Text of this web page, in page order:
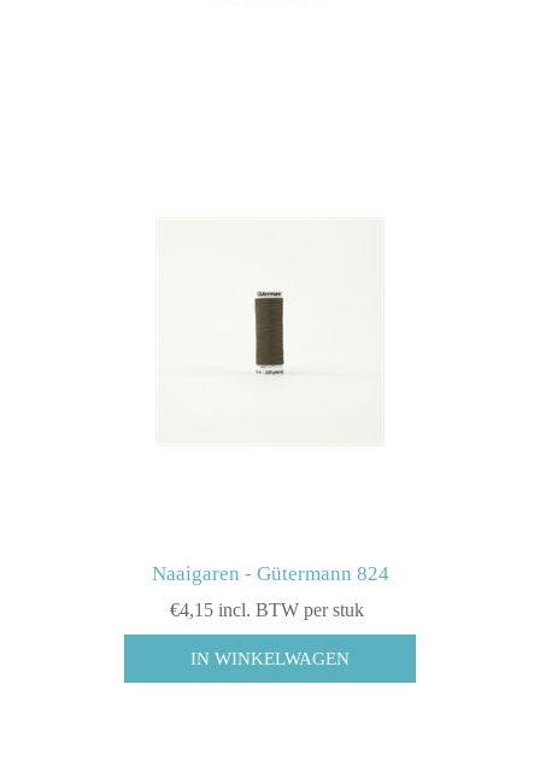
Naaigaren - Gütermann 824
€4,15 incl. BTW per stuk